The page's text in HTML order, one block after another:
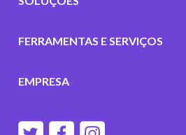
FERRAMENTAS E SERVIÇOS
EMPRESA